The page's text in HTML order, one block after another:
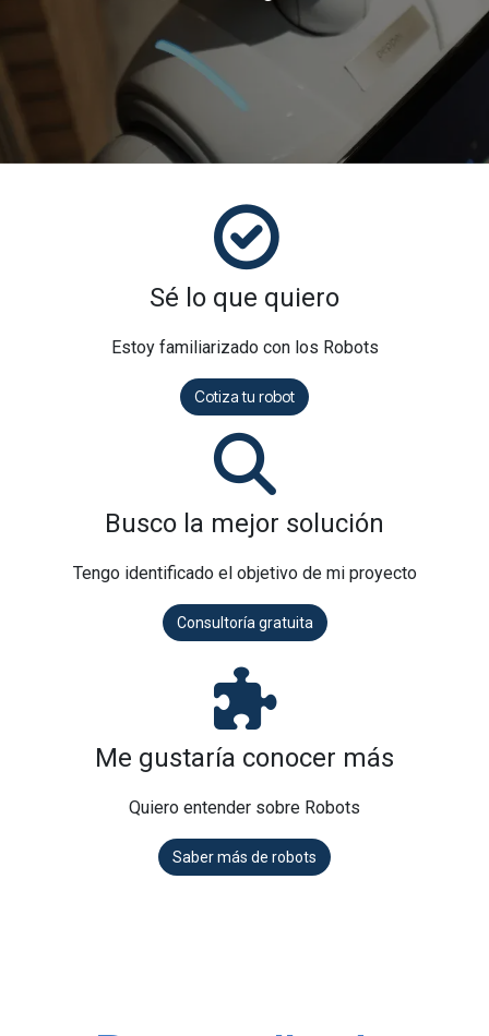
Sé lo que quiero
Estoy familiarizado con los Robots
Cotiza tu robot
Busco la mejor solución
Tengo identificado el objetivo de mi proyecto
Consultoría gratuita
Me gustaría conocer más
Quiero entender sobre Robots
Saber más de robots